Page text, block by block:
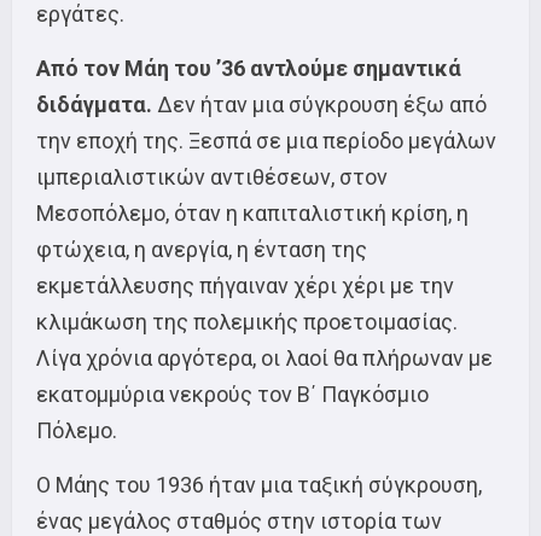
εργάτες.
Από τον Μάη του ’36 αντλούμε σημαντικά
διδάγματα. Δεν ήταν μια σύγκρουση έξω από
την εποχή της. Ξεσπά σε μια περίοδο μεγάλων
ιμπεριαλιστικών αντιθέσεων, στον
Μεσοπόλεμο, όταν η καπιταλιστική κρίση, η
φτώχεια, η ανεργία, η ένταση της
εκμετάλλευσης πήγαιναν χέρι χέρι με την
κλιμάκωση της πολεμικής προετοιμασίας.
Λίγα χρόνια αργότερα, οι λαοί θα πλήρωναν με
εκατομμύρια νεκρούς τον Β΄ Παγκόσμιο
Πόλεμο.
Ο Μάης του 1936 ήταν μια ταξική σύγκρουση,
ένας μεγάλος σταθμός στην ιστορία των